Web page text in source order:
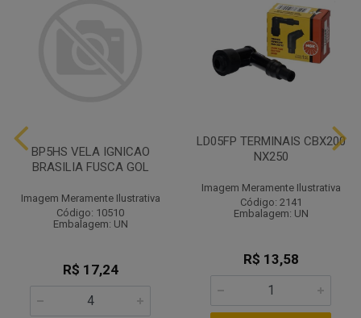
BP5HS VELA IGNICAO
BRASILIA FUSCA GOL
Imagem Meramente Ilustrativa
Código: 10510
Embalagem: UN
R$ 17,24
LD05FP TERMINAIS CBX200
NX250
Imagem Meramente Ilustrativa
Código: 2141
Embalagem: UN
R$ 13,58